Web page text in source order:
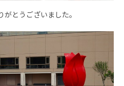
とうございました。